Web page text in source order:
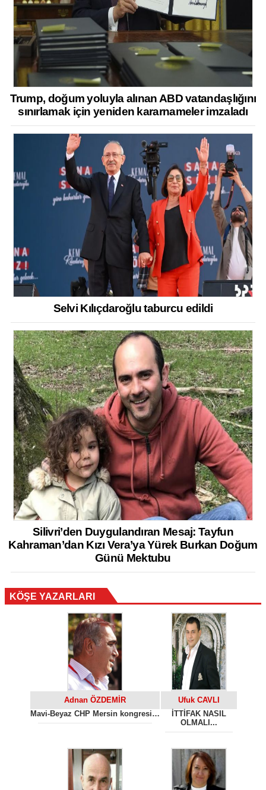
Trump, doğum yoluyla alınan ABD vatandaşlığını
sınırlamak için yeniden kararnameler imzaladı
Selvi Kılıçdaroğlu taburcu edildi
Silivri’den Duygulandıran Mesaj: Tayfun
Kahraman’dan Kızı Vera’ya Yürek Burkan Doğum
Günü Mektubu
KÖŞE YAZARLARI
Adnan ÖZDEMİR
Mavi-Beyaz CHP Mersin kongresi…
Ufuk CAVLI
İTTİFAK NASIL
OLMALI...